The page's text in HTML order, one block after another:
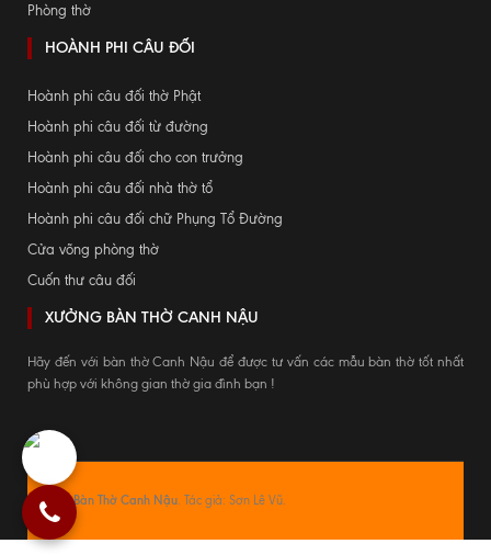
Phòng thờ
HOÀNH PHI CÂU ĐỐI
Hoành phi câu đối thờ Phật
Hoành phi câu đối từ đường
Hoành phi câu đối cho con trưởng
Hoành phi câu đối nhà thờ tổ
Hoành phi câu đối chữ Phụng Tổ Đường
Cửa võng phòng thờ
Cuốn thư câu đối
XƯỞNG BÀN THỜ CANH NẬU
Hãy đến với bàn thờ Canh Nậu để được tư vấn các mẫu bàn thờ tốt nhất
phù hợp với không gian thờ gia đình bạn !
© 2026Bàn Thờ Canh Nậu . Tác giả: Sơn Lê Vũ.